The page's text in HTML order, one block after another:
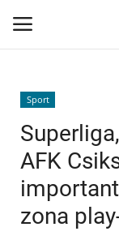
Conectare
Acasă
Evenimente
Administrativ/
Sport
AFK
zona